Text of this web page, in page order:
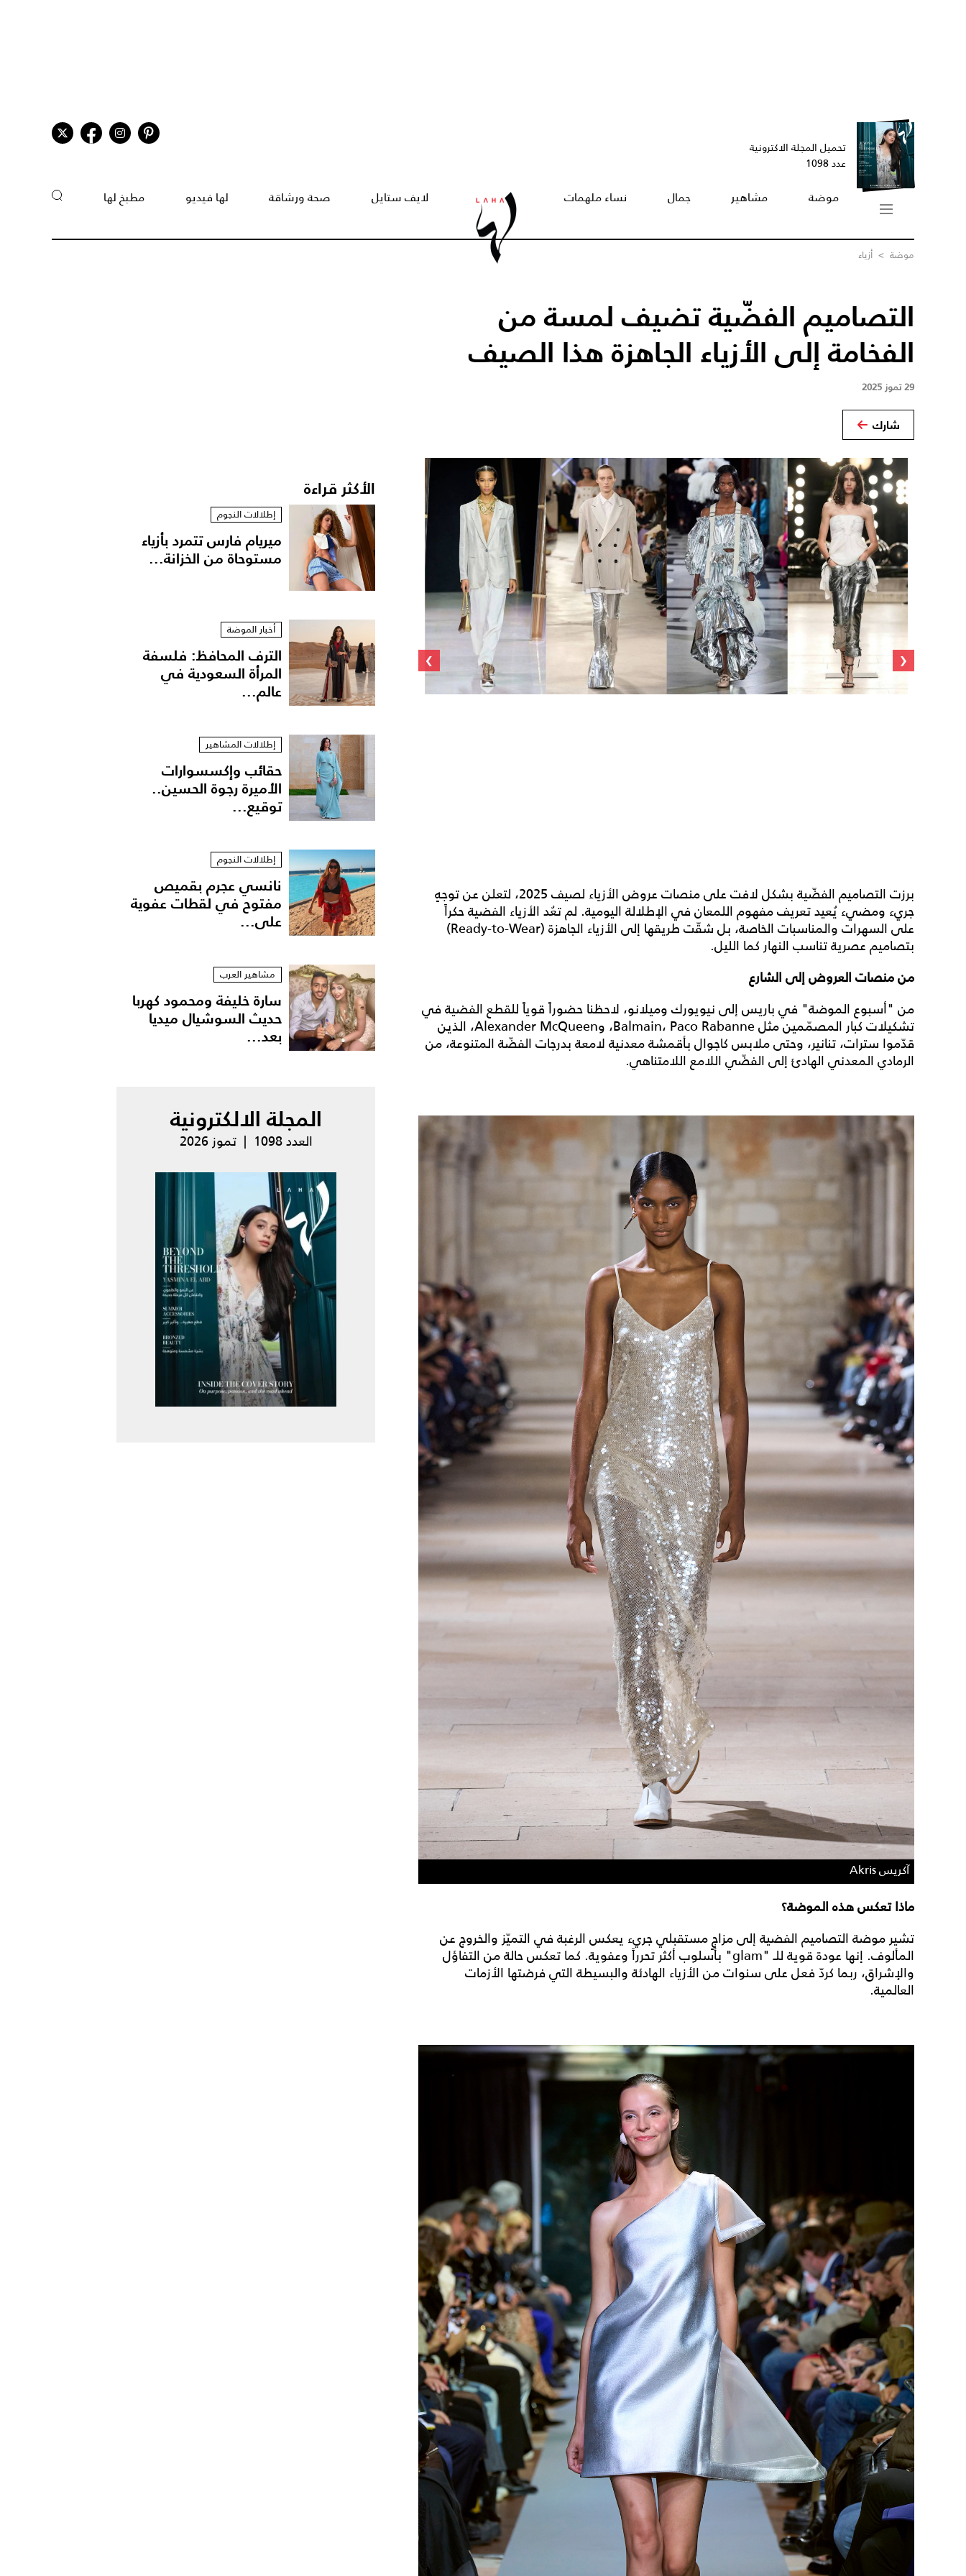
تحميل المجلة الاكترونية
عدد 1098
موضة مشاهير جمال نساء ملهمات لايف ستايل صحة ورشاقة لها فيديو مطبخ لها
موضة > أزياء
التصاميم الفضّية تضيف لمسة من
الفخامة إلى الأزياء الجاهزة هذا الصيف
29 تموز 2025
شارك
إيلي صعب Elie Saab
‹
›
برزت التصاميم الفضّية بشكل لافت على منصات عروض الأزياء لصيف 2025، لتعلن عن توجهٍ
جريء ومضيء يُعيد تعريف مفهوم اللمعان في الإطلالة اليومية. لم تعُد الأزياء الفضية حكراً
على السهرات والمناسبات الخاصة، بل شقّت طريقها إلى الأزياء الجاهزة (Ready-to-Wear)
بتصاميم عصرية تناسب النهار كما الليل.
من منصات العروض إلى الشارع
من "أسبوع الموضة" في باريس إلى نيويورك وميلانو، لاحظنا حضوراً قوياً للقطع الفضية في
تشكيلات كبار المصمّمين مثل Balmain، Paco Rabanne، وAlexander McQueen، الذين
قدّموا سترات، تنانير، وحتى ملابس كاجوال بأقمشة معدنية لامعة بدرجات الفضّة المتنوعة، من
الرمادي المعدني الهادئ إلى الفضّي اللامع اللامتناهي.
آكريس Akris
ماذا تعكس هذه الموضة؟
تشير موضة التصاميم الفضية إلى مزاجٍ مستقبلي جريء يعكس الرغبة في التميّز والخروج عن
المألوف. إنها عودة قوية للـ "glam" بأسلوب أكثر تحرراً وعفوية. كما تعكس حالة من التفاؤل
والإشراق، ربما كردّ فعل على سنوات من الأزياء الهادئة والبسيطة التي فرضتها الأزمات
العالمية.
الأكثر قراءة
إطلالات النجوم
ميريام فارس تتمرد بأزياء
مستوحاة من الخزانة...
أخبار الموضة
الترف المحافظ: فلسفة
المرأة السعودية في
عالم...
إطلالات المشاهير
حقائب وإكسسوارات
الأميرة رجوة الحسين..
توقيع...
إطلالات النجوم
نانسي عجرم بقميص
مفتوح في لقطات عفوية
على...
مشاهير العرب
سارة خليفة ومحمود كهربا
حديث السوشيال ميديا
بعد...
المجلة الالكترونية
العدد 1098 | تموز 2026